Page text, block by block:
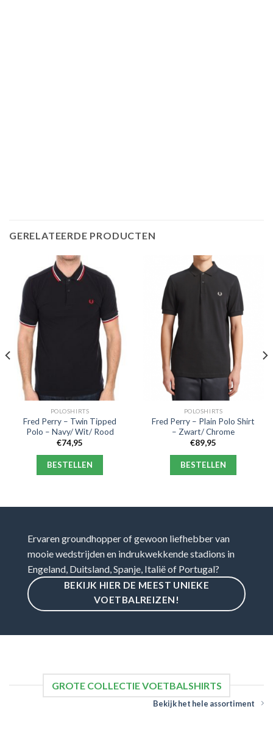
GERELATEERDE PRODUCTEN
POLOSHIRTS
Fred Perry – Twin Tipped
Polo – Navy/ Wit/ Rood
€74,95
BESTELLEN
POLOSHIRTS
Fred Perry – Plain Polo Shirt
– Zwart/ Chrome
€89,95
BESTELLEN
Ervaren groundhopper of gewoon liefhebber van
mooie wedstrijden en indrukwekkende stadions in
Engeland, Duitsland, Spanje, Italië of Portugal?
BEKIJK HIER DE MEEST UNIEKE
VOETBALREIZEN!
GROTE COLLECTIE VOETBALSHIRTS
Bekijk het hele assortiment